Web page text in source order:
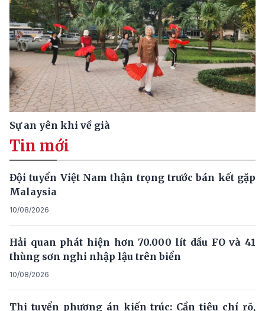
Sự an yên khi về già
Tin mới
Đội tuyển Việt Nam thận trọng trước bán kết gặp
Malaysia
10/08/2026
Hải quan phát hiện hơn 70.000 lít dầu FO và 41
thùng sơn nghi nhập lậu trên biển
10/08/2026
Thi tuyển phương án kiến trúc: Cần tiêu chí rõ,